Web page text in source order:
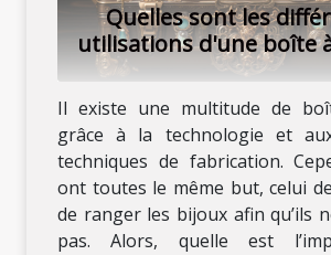
Quelles sont les
utilisations d'une boîte
Il existe une multitude de
grâce à la technologie et
techniques de fabrication.
ont toutes le même but, celui
de ranger les bijoux afin qu’ils
pas. Alors, quelle est